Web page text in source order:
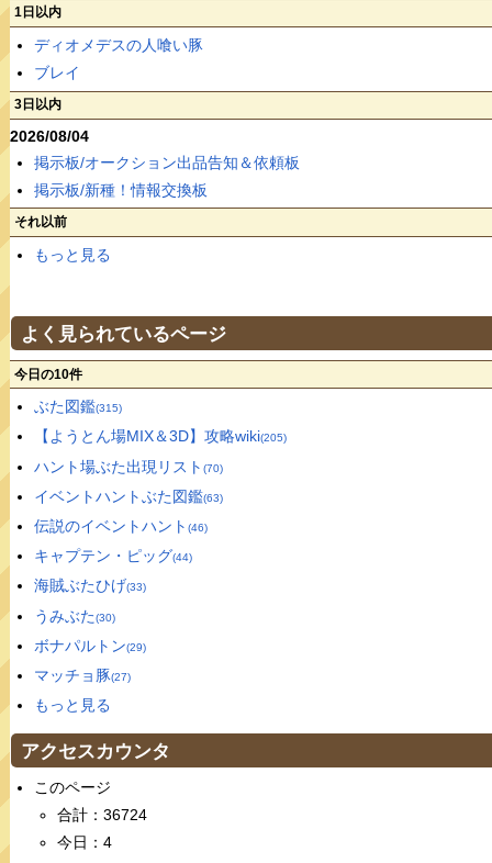
1日以内
ディオメデスの人喰い豚
ブレイ
3日以内
2026/08/04
掲示板/オークション出品告知＆依頼板
掲示板/新種！情報交換板
それ以前
もっと見る
よく見られているページ
今日の10件
ぶた図鑑(315)
【ようとん場MIX＆3D】攻略wiki(205)
ハント場ぶた出現リスト (70)
イベントハントぶた図鑑(63)
伝説のイベントハント (46)
キャプテン・ピッグ(44)
海賊ぶたひげ(33)
うみぶた(30)
ボナパルトン(29)
マッチョ豚(27)
もっと見る
アクセスカウンタ
このページ
合計：36724
今日：4